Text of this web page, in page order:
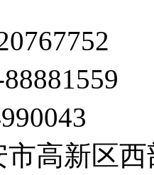
高新区西